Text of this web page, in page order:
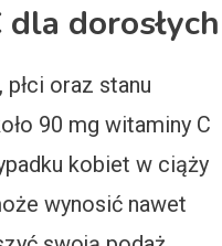
dorosłych
oraz stanu
90 mg witaminy C
kobiet w ciąży
wynosić nawet